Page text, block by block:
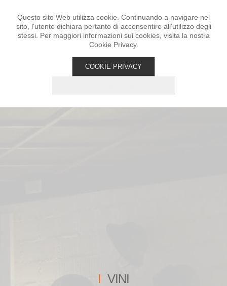
Questo sito Web utilizza cookie. Continuando a navigare nel
sito, l'utente dichiara pertanto di acconsentire all'utilizzo degli
stessi. Per maggiori informazioni sui cookies, visita la nostra
Cookie Privacy.
COOKIE PRIVACY
I VINI